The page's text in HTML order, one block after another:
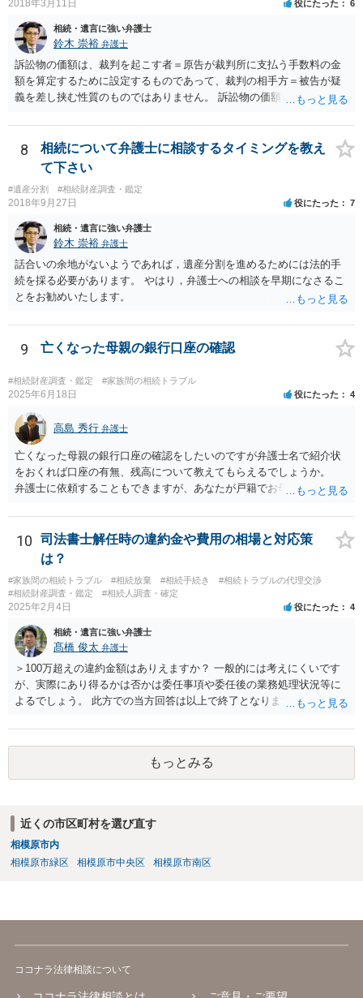
2018年3月11日 役にたった 6
相続・遺言に強い弁護士
鈴木 崇裕 弁護士
訴訟物の価額は、裁判を起こす者＝原告が裁判所に支払う手数料の金
額を算定するために設定するものであって、裁判の相手方＝被告が疑
義を差し挟む性質のものではありません。 訴訟物の価額自体が裁判の
したとしても、変更されることはありません。
8
相続について弁護士に相談するタイミングを教え
て下さい
#遺産分割 #相続財産調査・鑑定
2018年9月27日 役にたった 7
相続・遺言に強い弁護士
鈴木 崇裕 弁護士
話合いの余地がないようであれば，遺産分割を進めるためには法的手
続を採る必要があります。 やはり，弁護士への相談を早期になさるこ
とをお勧めいたします。
9 亡くなった母親の銀行口座の確認
#相続財産調査・鑑定 #家族間の相続トラブル
2025年6月18日 役にたった 4
高島 秀行 弁護士
亡くなった母親の銀行口座の確認をしたいのですが弁護士名で紹介状
をおくれば口座の有無、残高について教えてもらえるでしょうか。
弁護士に依頼することもできますが、あなたが戸籍でお母さんの相続
高は教えてくれると思います。 自分ではよくわからないということ
であれば、弁護士に相談し依頼されたら良いと思います。
10
司法書士解任時の違約金や費用の相場と対応策
は？
#家族間の相続トラブル #相続放棄 #相続手続き
#相続トラブルの代理交渉
#相続財産調査・鑑定
#相続人調査・確定
2025年2月4日 役にたった 4
相続・遺言に強い弁護士
髙橋 俊太 弁護士
＞100万超えの違約金額はありえますか？ 一般的には考えにくいです
が、実際にあり得るかは否かは委任事項や委任後の業務処理状況等に
よるでしょう。 此方での当方回答は以上で終了となりますが、参考に
もっとみる
近くの市区町村を選び直す
相模原市内
相模原市緑区
相模原市中央区 相模原市南区
ココナラ法律相談について